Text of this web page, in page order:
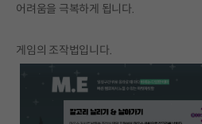
어려움을 극복하게 됩니다.
게임의 조작법입니다.